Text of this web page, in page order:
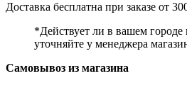
Доставка бесплатна при заказе от
*Действует ли в вашем городе
уточняйте у менеджера
Самовывоз из магазина